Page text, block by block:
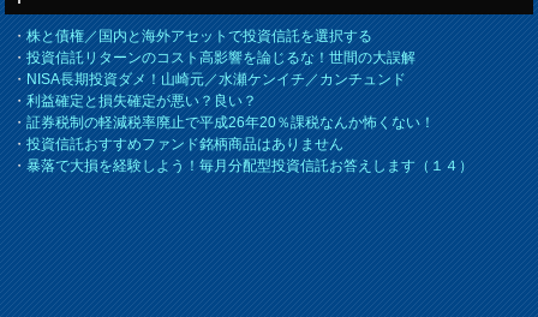
・株と債権／国内と海外アセットで投資信託を選択する
・投資信託リターンのコスト高影響を論じるな！世間の大誤解
・NISA長期投資ダメ！山崎元／水瀬ケンイチ／カンチュンド
・利益確定と損失確定が悪い？良い？
・証券税制の軽減税率廃止で平成26年20％課税なんか怖くない！
・投資信託おすすめファンド銘柄商品はありません
・暴落で大損を経験しよう！毎月分配型投資信託お答えします（１４）